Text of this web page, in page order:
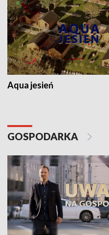
Aqua jesień
GOSPODARKA